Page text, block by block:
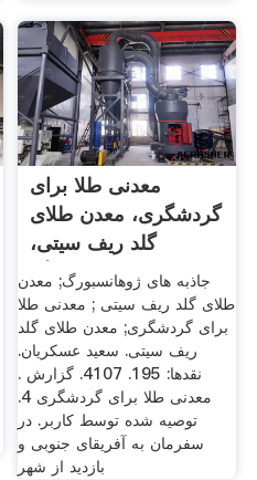
معدنی طلا برای
گردشگری، معدن طلای
گلد ریف سیتی،
ژوهانسبورگ
جاذبه های ژوهانسبورگ; معدن
طلای گلد ریف سیتی ; معدنی طلا
برای گردشگری; معدن طلای گلد
ریف سیتی. سعید عسکریان.
نقدها: 195. 4107. گزارش .
معدنی طلا برای گردشگری 4.
توصیه شده توسط کاربر. در
سفرمان به آفریقای جنوبی و
بازدید از شهر